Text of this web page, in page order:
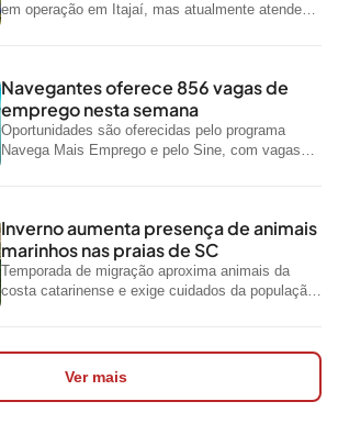
em operação em Itajaí, mas atualmente atende
Navegantes oferece 856 vagas de
emprego nesta semana
Oportunidades são oferecidas pelo programa
Navega Mais Emprego e pelo Sine, com vagas
Inverno aumenta presença de animais
marinhos nas praias de SC
Temporada de migração aproxima animais da
costa catarinense e exige cuidados da população
Ver mais